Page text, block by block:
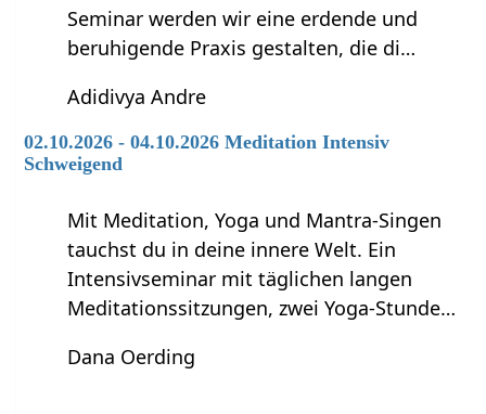
Seminar werden wir eine erdende und
beruhigende Praxis gestalten, die di…
Adidivya Andre
02.10.2026 - 04.10.2026 Meditation Intensiv
Schweigend
Mit Meditation, Yoga und Mantra-Singen
tauchst du in deine innere Welt. Ein
Intensivseminar mit täglichen langen
Meditationssitzungen, zwei Yoga-Stunde…
Dana Oerding